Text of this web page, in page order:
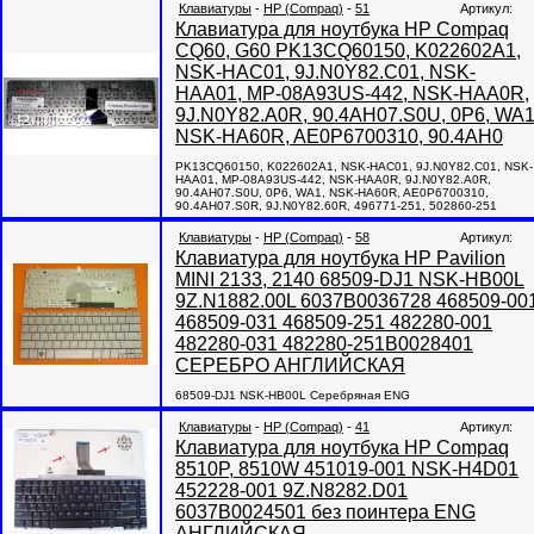
Клавиатуры - HP (Compaq) - 51 Артикул:
Клавиатура для ноутбука HP Compaq
CQ60, G60 PK13CQ60150, K022602A1,
NSK-HAC01, 9J.N0Y82.C01, NSK-
HAA01, MP-08A93US-442, NSK-HAA0R,
9J.N0Y82.A0R, 90.4AH07.S0U, 0P6,
NSK-HA60R, AE0P6700310, 90.4AH0
PK13CQ60150, K022602A1, NSK-HAC01, 9J.N0Y82.C01, NSK-
HAA01, MP-08A93US-442, NSK-HAA0R, 9J.N0Y82.A0R,
90.4AH07.S0U, 0P6, WA1, NSK-HA60R, AE0P6700310,
90.4AH07.S0R, 9J.N0Y82.60R, 496771-251, 502860-251
Клавиатуры - HP (Compaq) - 58 Артикул:
Клавиатура для ноутбука HP Pavilion
MINI 2133, 2140 68509-DJ1 NSK-HB00L
9Z.N1882.00L 6037B0036728 468509-
468509-031 468509-251 482280-001
482280-031 482280-251B0028401
СЕРЕБРО АНГЛИЙСКАЯ
68509-DJ1 NSK-HB00L Серебряная ENG
Клавиатуры - HP (Compaq) - 41 Артикул:
Клавиатура для ноутбука HP Compaq
8510P, 8510W 451019-001 NSK-H4D01
452228-001 9Z.N8282.D01
6037B0024501 без поинтера ENG